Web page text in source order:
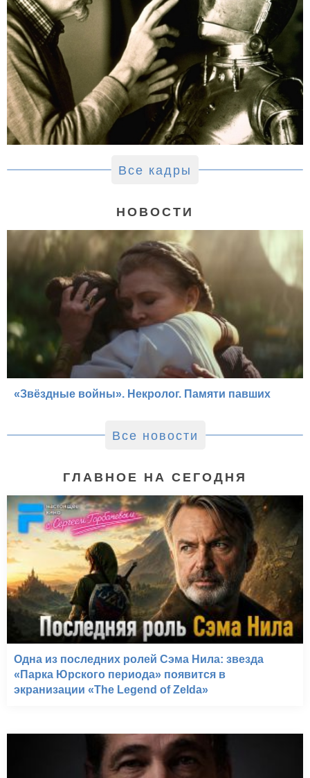
Все кадры
НОВОСТИ
«Звёздные войны». Некролог. Памяти павших
Все новости
ГЛАВНОЕ НА СЕГОДНЯ
Одна из последних ролей Сэма Нила: звезда
«Парка Юрского периода» появится в
экранизации «The Legend of Zelda»